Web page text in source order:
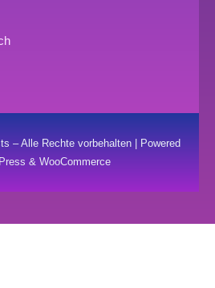
– Alle Rechte vorbehalten | Powered
& WooCommerce